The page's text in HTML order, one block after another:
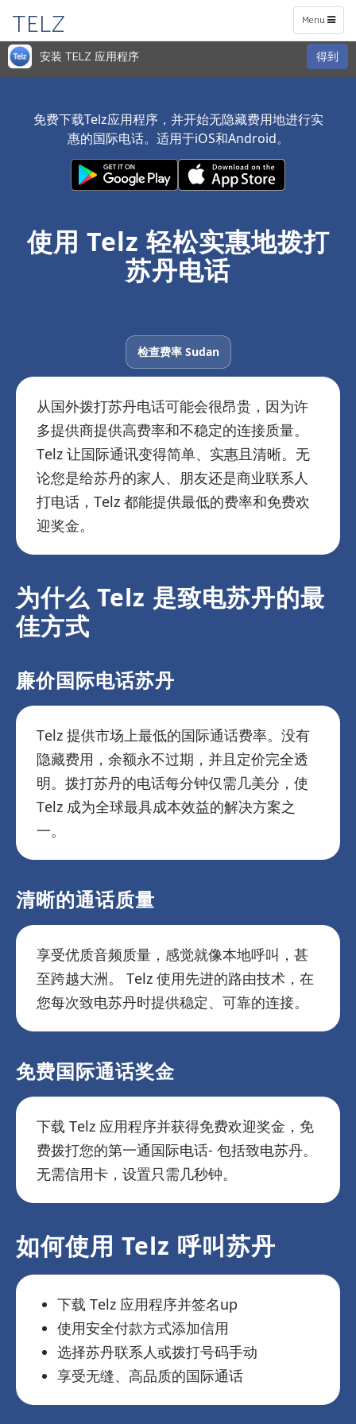
Toggle
navigation
Menu
TELZ
安装 TELZ 应用程序 得到
免费下载Telz应用程序，并开始无隐藏费用地进行实
惠的国际电话。适用于iOS和Android。
使用 Telz 轻松实惠地拨打
苏丹电话
检查费率 Sudan
从国外拨打苏丹电话可能会很昂贵，因为许
多提供商提供高费率和不稳定的连接质量。
Telz 让国际通讯变得简单、实惠且清晰。无
论您是给苏丹的家人、朋友还是商业联系人
打电话，Telz 都能提供最低的费率和免费欢
迎奖金。
为什么 Telz 是致电苏丹的最
佳方式
廉价国际电话苏丹
Telz 提供市场上最低的国际通话费率。没有
隐藏费用，余额永不过期，并且定价完全透
明。拨打苏丹的电话每分钟仅需几美分，使
Telz 成为全球最具成本效益的解决方案之
一。
清晰的通话质量
享受优质音频质量，感觉就像本地呼叫，甚
至跨越大洲。 Telz 使用先进的路由技术，在
您每次致电苏丹时提供稳定、可靠的连接。
免费国际通话奖金
下载 Telz 应用程序并获得免费欢迎奖金，免
费拨打您的第一通国际电话- 包括致电苏丹。
无需信用卡，设置只需几秒钟。
如何使用 Telz 呼叫苏丹
下载 Telz 应用程序并签名up
使用安全付款方式添加信用
选择苏丹联系人或拨打号码手动
享受无缝、高品质的国际通话